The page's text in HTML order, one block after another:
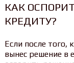
КАК
КРЕДИТУ?
Если после того,
вынес решение в